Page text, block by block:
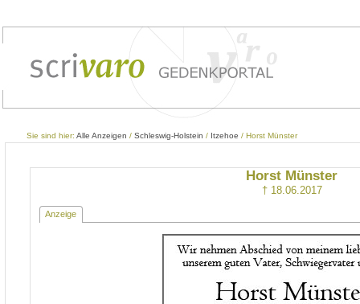
Sie sind hier: Alle Anzeigen / Schleswig-Holstein / Itzehoe / Horst Münster
Horst Münster
† 18.06.2017
Anzeige